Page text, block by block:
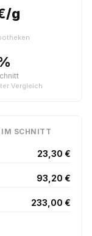
g
Vergleich
IM SCHNITT
23,30 €
93,20 €
233,00 €